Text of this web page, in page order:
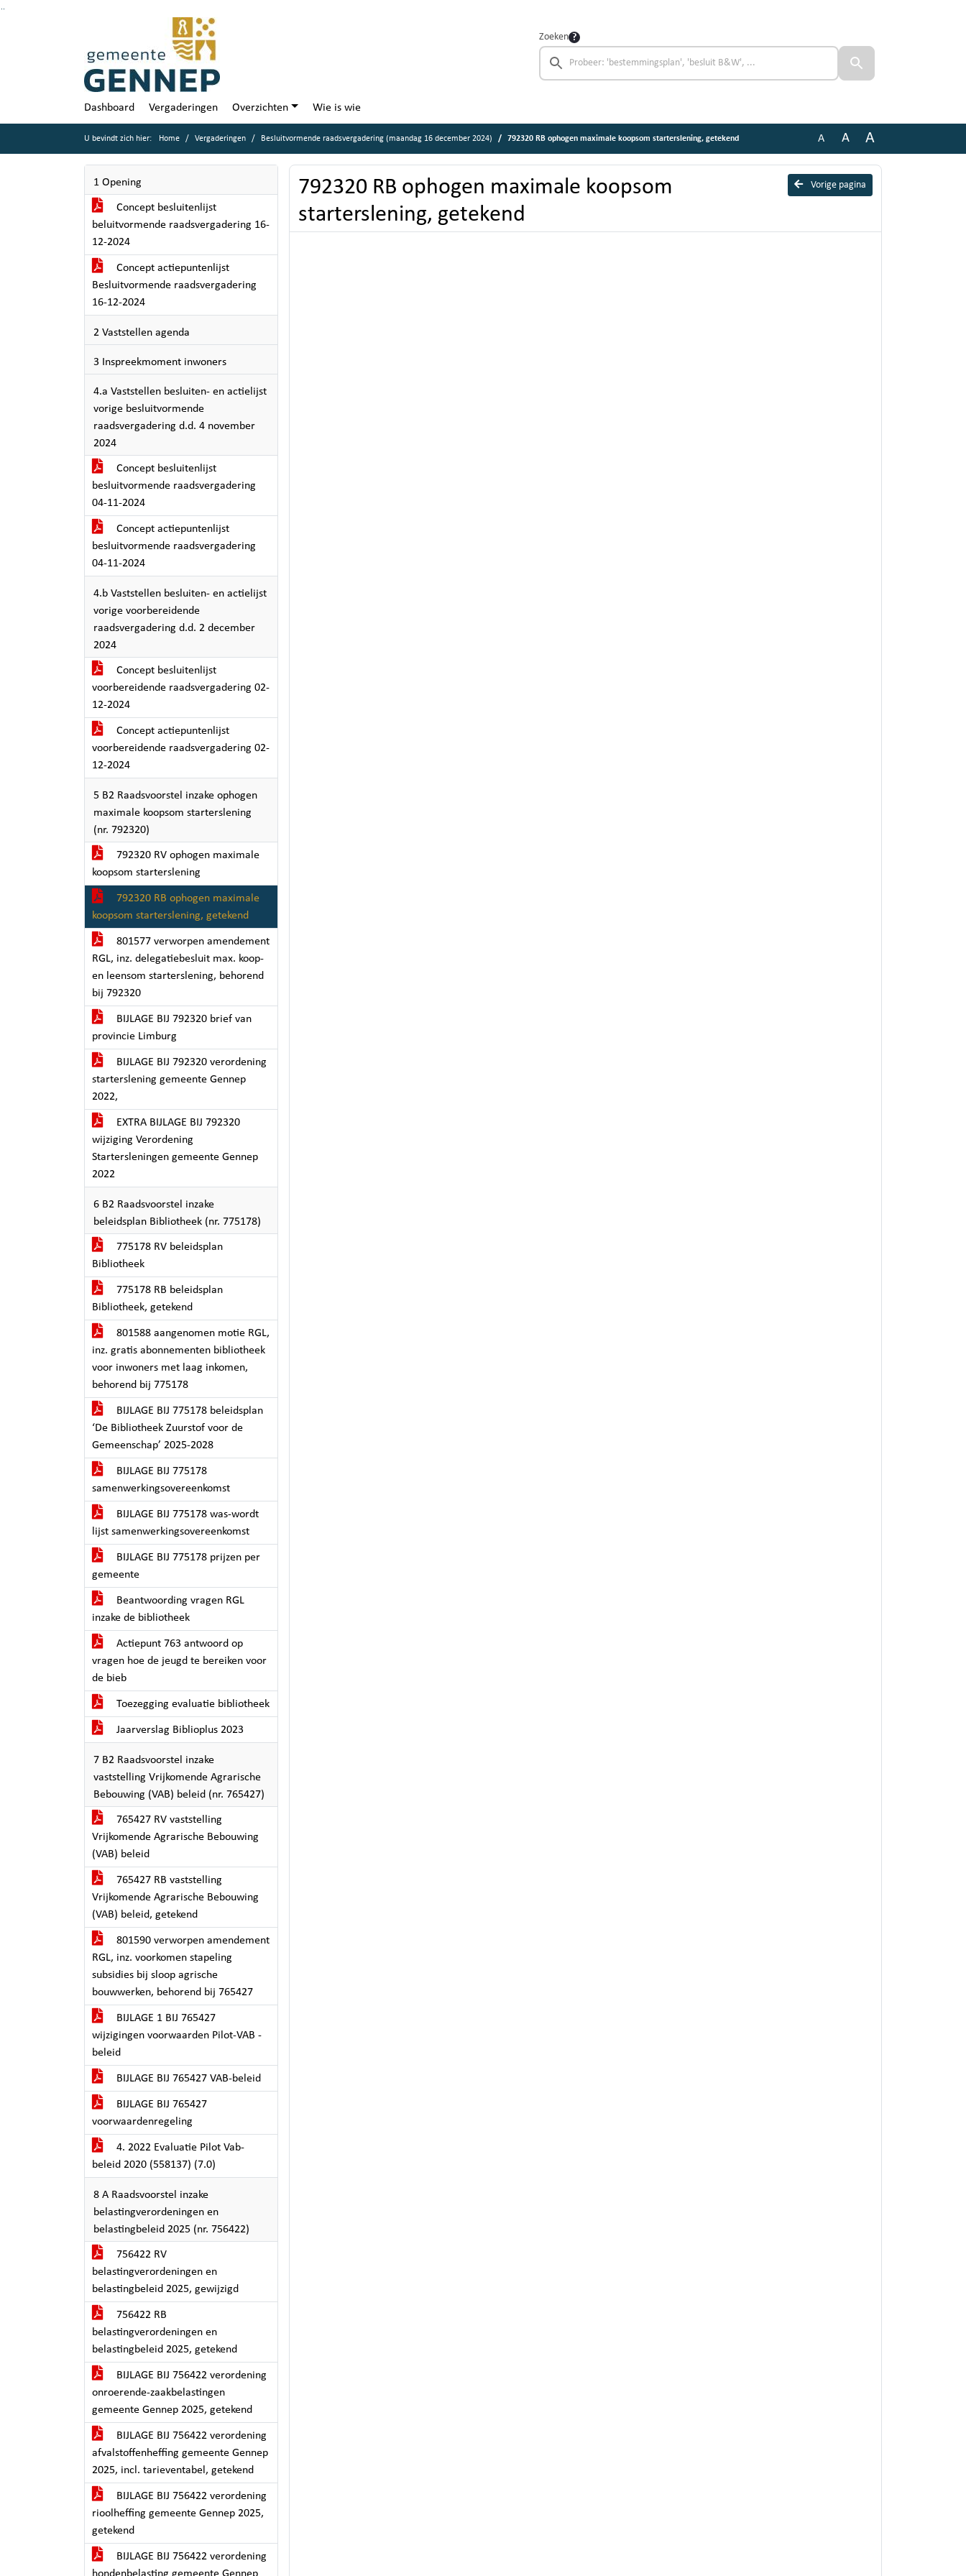
Zoeken
Dashboard Vergaderingen Overzichten Wie is wie
U bevindt zich hier: Home Vergaderingen Besluitvormende raadsvergadering (maandag 16 december 2024) 792320 RB ophogen maximale koopsom starterslening, getekend A A A
1 Opening
Concept besluitenlijst
beluitvormende raadsvergadering 16-
12-2024
Concept actiepuntenlijst
Besluitvormende raadsvergadering
16-12-2024
2 Vaststellen agenda
3 Inspreekmoment inwoners
4.a Vaststellen besluiten- en actielijst
vorige besluitvormende
raadsvergadering d.d. 4 november
2024
Concept besluitenlijst
besluitvormende raadsvergadering
04-11-2024
Concept actiepuntenlijst
besluitvormende raadsvergadering
04-11-2024
4.b Vaststellen besluiten- en actielijst
vorige voorbereidende
raadsvergadering d.d. 2 december
2024
Concept besluitenlijst
voorbereidende raadsvergadering 02-
12-2024
Concept actiepuntenlijst
voorbereidende raadsvergadering 02-
12-2024
5 B2 Raadsvoorstel inzake ophogen
maximale koopsom starterslening
(nr. 792320)
792320 RV ophogen maximale
koopsom starterslening
792320 RB ophogen maximale
koopsom starterslening, getekend
801577 verworpen amendement
RGL, inz. delegatiebesluit max. koop-
en leensom starterslening, behorend
bij 792320
BIJLAGE BIJ 792320 brief van
provincie Limburg
BIJLAGE BIJ 792320 verordening
starterslening gemeente Gennep
2022,
EXTRA BIJLAGE BIJ 792320
wijziging Verordening
Startersleningen gemeente Gennep
2022
6 B2 Raadsvoorstel inzake
beleidsplan Bibliotheek (nr. 775178)
775178 RV beleidsplan
Bibliotheek
775178 RB beleidsplan
Bibliotheek, getekend
801588 aangenomen motie RGL,
inz. gratis abonnementen bibliotheek
voor inwoners met laag inkomen,
behorend bij 775178
BIJLAGE BIJ 775178 beleidsplan
‘De Bibliotheek Zuurstof voor de
Gemeenschap’ 2025-2028
BIJLAGE BIJ 775178
samenwerkingsovereenkomst
BIJLAGE BIJ 775178 was-wordt
lijst samenwerkingsovereenkomst
BIJLAGE BIJ 775178 prijzen per
gemeente
Beantwoording vragen RGL
inzake de bibliotheek
Actiepunt 763 antwoord op
vragen hoe de jeugd te bereiken voor
de bieb
Toezegging evaluatie bibliotheek
Jaarverslag Biblioplus 2023
7 B2 Raadsvoorstel inzake
vaststelling Vrijkomende Agrarische
Bebouwing (VAB) beleid (nr. 765427)
765427 RV vaststelling
Vrijkomende Agrarische Bebouwing
(VAB) beleid
765427 RB vaststelling
Vrijkomende Agrarische Bebouwing
(VAB) beleid, getekend
801590 verworpen amendement
RGL, inz. voorkomen stapeling
subsidies bij sloop agrische
bouwwerken, behorend bij 765427
BIJLAGE 1 BIJ 765427
wijzigingen voorwaarden Pilot-VAB -
beleid
BIJLAGE BIJ 765427 VAB-beleid
BIJLAGE BIJ 765427
voorwaardenregeling
4. 2022 Evaluatie Pilot Vab-
beleid 2020 (558137) (7.0)
8 A Raadsvoorstel inzake
belastingverordeningen en
belastingbeleid 2025 (nr. 756422)
756422 RV
belastingverordeningen en
belastingbeleid 2025, gewijzigd
756422 RB
belastingverordeningen en
belastingbeleid 2025, getekend
BIJLAGE BIJ 756422 verordening
onroerende-zaakbelastingen
gemeente Gennep 2025, getekend
BIJLAGE BIJ 756422 verordening
afvalstoffenheffing gemeente Gennep
2025, incl. tarieventabel, getekend
BIJLAGE BIJ 756422 verordening
rioolheffing gemeente Gennep 2025,
getekend
BIJLAGE BIJ 756422 verordening
Vorige pagina
792320 RB ophogen maximale koopsom
starterslening, getekend